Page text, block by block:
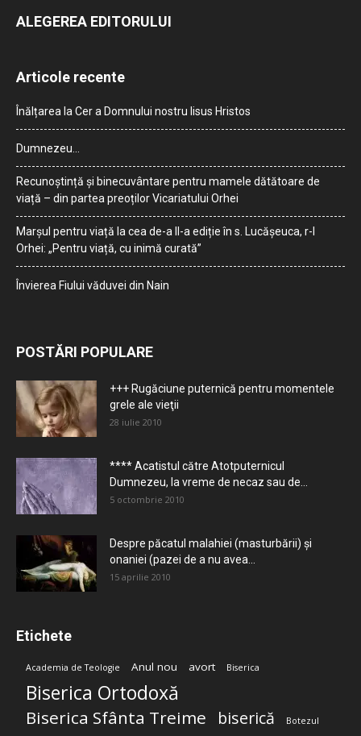
ALEGEREA EDITORULUI
Articole recente
Înălțarea la Cer a Domnului nostru Iisus Hristos
Dumnezeu…
Recunoștință și binecuvântare pentru mamele dătătoare de
viață – din partea preoților Vicariatului Orhei
Marșul pentru viață la cea de-a II-a ediție în s. Lucășeuca, r-l
Orhei: „Pentru viață, cu inimă curată”
Învierea Fiului văduvei din Nain
POSTĂRI POPULARE
+++ Rugăciune puternică pentru momentele
grele ale vieţii
28 iulie 2010
**** Acatistul către Atotputernicul
Dumnezeu, la vreme de necaz sau de...
5 octombrie 2010
Despre păcatul malahiei (masturbării) şi
onaniei (pazei de a nu avea...
15 aprilie 2010
Etichete
Academia de Teologie Anul nou avort Biserica
Biserica Ortodoxă
Biserica Sfânta Treime biserică Botezul